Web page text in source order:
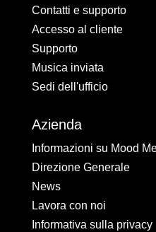
Contatti e supporto
Accesso al cliente
Supporto
Musica inviata
Sedi dell'ufficio
Azienda
Informazioni su Mood
Direzione Generale
News
Lavora con noi
Informativa sulla privacy